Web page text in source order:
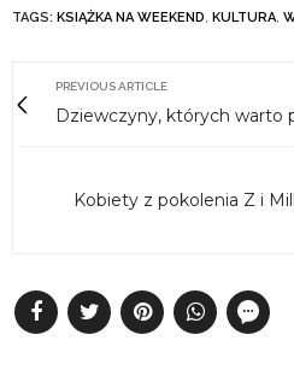
TAGS: KSIĄŻKA NA WEEKEND, KULTURA,
PREVIOUS ARTICLE
Dziewczyny, których warto
Kobiety z pokolenia Z i